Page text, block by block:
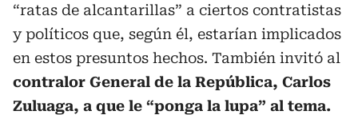
“ratas de alcantarillas” a ciertos contratistas
y políticos que, según él, estarían implicados
en estos presuntos hechos. También invitó al
contralor General de la República, Carlos
Zuluaga, a que le “ponga la lupa” al tema.